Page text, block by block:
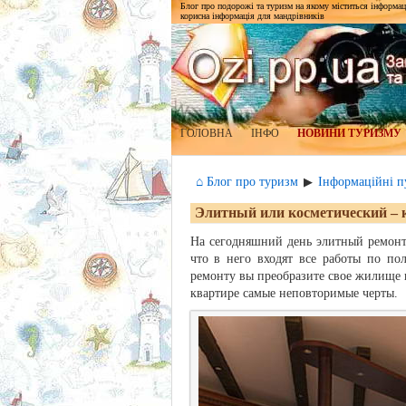
Блог про подорожі та туризм на якому міститься
корисна інформація для мандрівників
ГОЛОВНА ІНФО НОВИНИ ТУРИЗМУ
⌂ Блог про туризм ▶ Інформаційні
Элитный или косметический –
На сегодняшний день элитный
что в него входят все работы по
ремонту вы преобразите свое жилище
квартире самые неповторимые черты.